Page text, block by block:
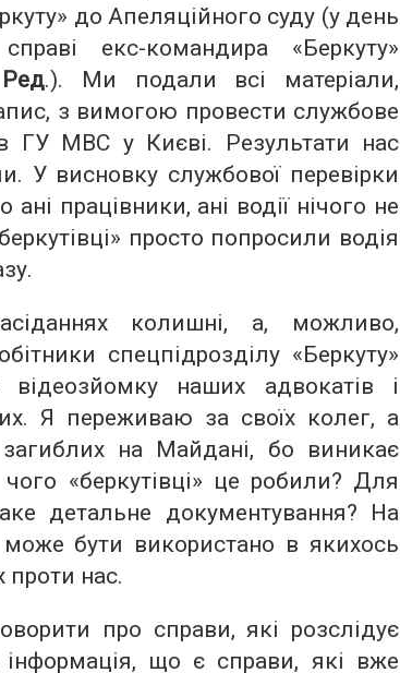
до Апеляційного суду (у день
екс-командира «Беркуту»
Ред.). Ми подали всі матеріали,
з вимогою провести службове
в ГУ МВС у Києві. Результати нас
У висновку службової перевірки
працівники, ані водії нічого не
просто попросили водія
колишні, а, можливо,
спецпідрозділу «Беркуту»
наших адвокатів і
Я переживаю за своїх колег, а
на Майдані, бо виникає
«беркутівці» це робили? Для
детальне документування? На
бути використано в якихось
проти нас.
про справи, які розслідує
що є справи, які вже